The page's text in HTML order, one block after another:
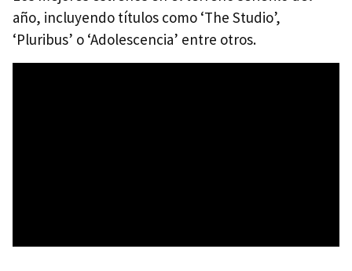
año, incluyendo títulos como ‘The Studio’,
‘Pluribus’ o ‘Adolescencia’ entre otros.